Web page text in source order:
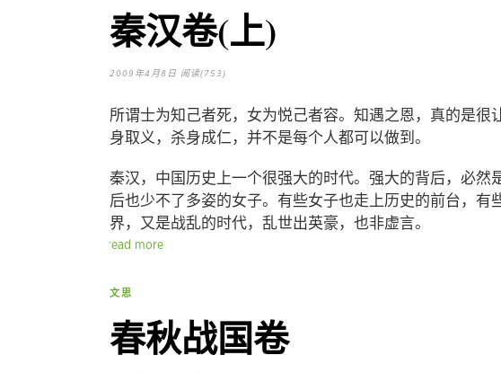
秦汉卷(上)
2009年4月8日 阅读(753)
所谓士为知己者死，女为悦己者容。知遇之恩，真的是很
身取义，杀身成仁，并不是每个人都可以做到。
秦汉，中国历史上一个很强大的时代。强大的背后，必然
后也少不了多姿的女子。有些女子也走上历史的前台，有
界，又是战乱的时代，乱世出英豪，也非虚言。
read more
文思
春秋战国卷